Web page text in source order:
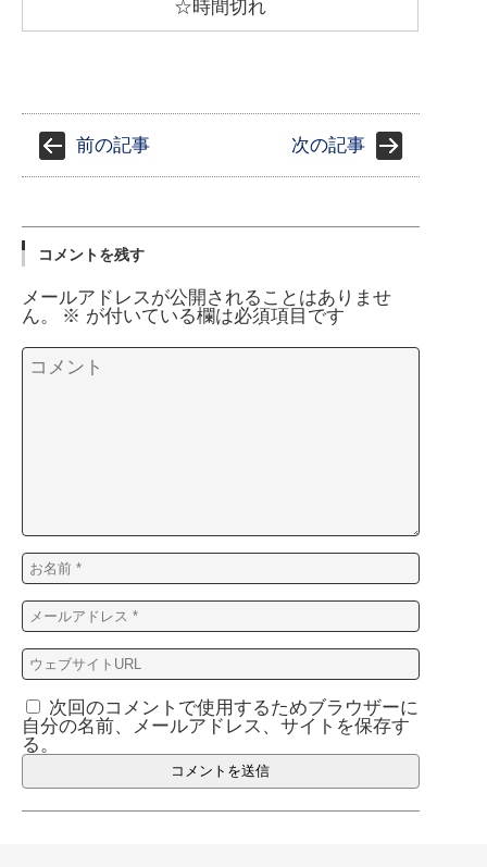
☆時間切れ
前の記事 次の記事
コメントを残す
メールアドレスが公開されることはありませ
ん。
※ が付いている欄は必須項目です
次回のコメントで使用するためブラウザーに
自分の名前、メールアドレス、サイトを保存す
る。